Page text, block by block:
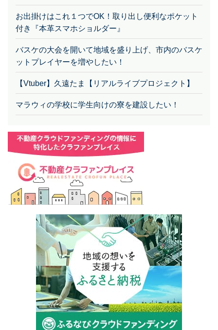
お出掛けはこれ１つでOK！取り出し便利なポケット
付き『本革スマホショルダー』
バスケの大会を開いて地域を盛り上げ、市内のバスケ
ットプレイヤーを増やしたい！
【Vtuber】久遠たま【リアルライブプロジェクト】
マラウィの学校に学生向けの寮を建設したい！